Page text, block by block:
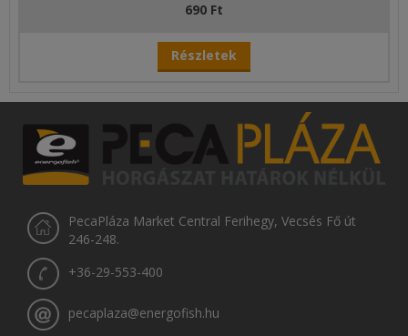
690 Ft
Részletek
PecaPláza Market Central Ferihegy, Vecsés Fő út
246-248.
+36-29-553-400
pecaplaza@energofish.hu